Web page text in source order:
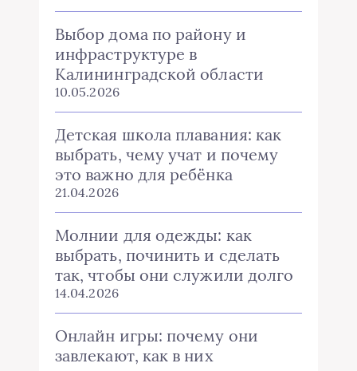
Выбор дома по району и
инфраструктуре в
Калининградской области
10.05.2026
Детская школа плавания: как
выбрать, чему учат и почему
это важно для ребёнка
21.04.2026
Молнии для одежды: как
выбрать, починить и сделать
так, чтобы они служили долго
14.04.2026
Онлайн игры: почему они
завлекают, как в них